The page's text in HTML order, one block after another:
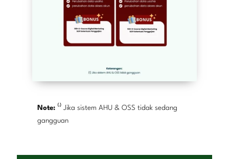
Note: ⁽¹⁾ Jika sistem AHU & OSS tidak sedang
gangguan